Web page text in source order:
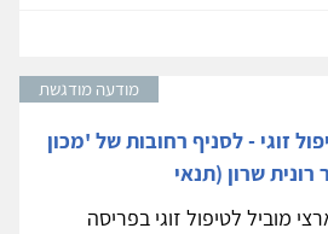
מודעה מודגשת
זוגי - לסניף רחובות של 'מכון
שרון (תנאי
מוביל לטיפול זוגי בפריסה